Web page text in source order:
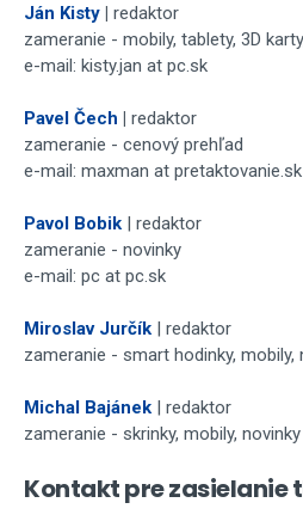
Ján Kisty | redaktor
zameranie - mobily, tablety, 3D
e-mail: kisty.jan at pc.sk
Pavel Čech | redaktor
zameranie - cenový prehľad
e-mail: maxman at pretaktovanie.sk
Pavol Bobik | redaktor
zameranie - novinky
e-mail: pc at pc.sk
Miroslav Jurčík | redaktor
zameranie - smart hodinky, mobily,
Michal Bajánek | redaktor
zameranie - skrinky, mobily, novinky
Kontakt pre zasielanie